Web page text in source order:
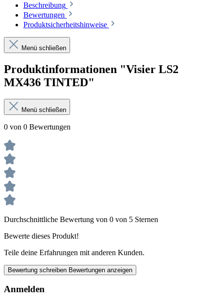
Beschreibung
Bewertungen
Produktsicherheitshinweise
Menü schließen
Produktinformationen "Visier LS2
MX436 TINTED"
Menü schließen
0 von 0 Bewertungen
Durchschnittliche Bewertung von 0 von 5 Sternen
Bewerte dieses Produkt!
Teile deine Erfahrungen mit anderen Kunden.
Bewertung schreiben Bewertungen anzeigen
Anmelden